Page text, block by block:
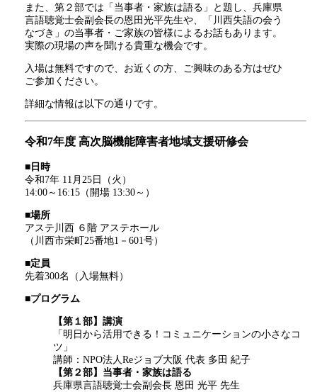
また、第２部では「当事者・家族は語る」と題し、兵庫県
言語聴覚士会副会長の恩田光平先生や、「川西失語の会う
なづき」の当事者・ご家族の皆様によるお話もあります。
実際の現場の声を聞ける貴重な機会です。
入場は無料ですので、お近くの方、ご興味のある方はぜひ
ご参加ください。
詳細な情報は以下の通りです。
令和7年度 高次脳機能障害者地域支援研修会
■日時
令和7年 11月25日（火）
14:00～16:15（開場 13:30～）
■場所
アステ川西 ６階 アステホール
（川西市栄町25番地1－601号）
■定員
先着300名（入場無料）
■プログラム
【第１部】講演
「明日から活用できる！コミュニケーションの小さなコ
ツ」
講師：NPO法人Reジョブ大阪 代表 多田 紀子
【第２部】当事者・家族は語る
兵庫県言語聴覚士会副会長 恩田 光平 先生